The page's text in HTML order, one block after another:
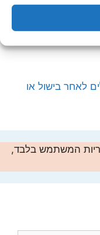
לאחר בישול או
המשתמש בלבד,